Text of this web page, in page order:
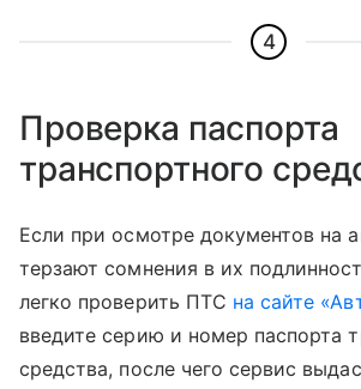
4
Проверка паспорта
транспортного
Если при осмотре документов на
терзают сомнения в их
легко проверить ПТС на сайте
введите серию и номер паспорта
средства, после чего сервис